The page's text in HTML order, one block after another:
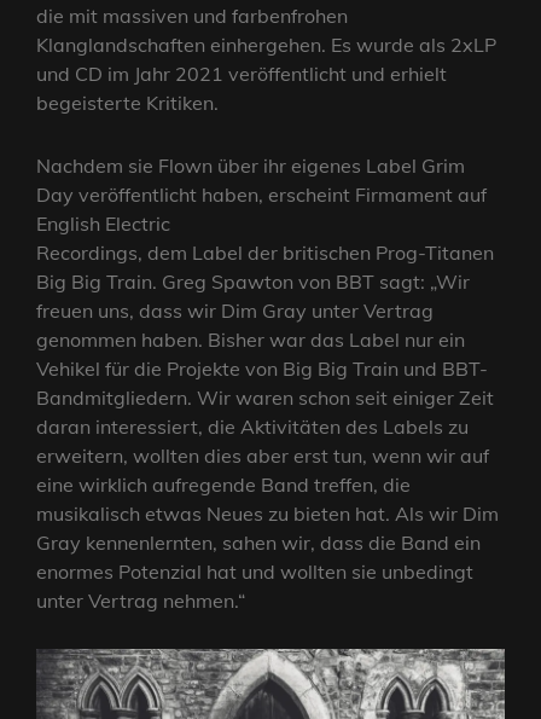
die mit massiven und farbenfrohen
Klanglandschaften einhergehen. Es wurde als 2xLP
und CD im Jahr 2021 veröffentlicht und erhielt
begeisterte Kritiken.
Nachdem sie Flown über ihr eigenes Label Grim
Day veröffentlicht haben, erscheint Firmament auf
English Electric
Recordings, dem Label der britischen Prog-Titanen
Big Big Train. Greg Spawton von BBT sagt: „Wir
freuen uns, dass wir Dim Gray unter Vertrag
genommen haben. Bisher war das Label nur ein
Vehikel für die Projekte von Big Big Train und BBT-
Bandmitgliedern. Wir waren schon seit einiger Zeit
daran interessiert, die Aktivitäten des Labels zu
erweitern, wollten dies aber erst tun, wenn wir auf
eine wirklich aufregende Band treffen, die
musikalisch etwas Neues zu bieten hat. Als wir Dim
Gray kennenlernten, sahen wir, dass die Band ein
enormes Potenzial hat und wollten sie unbedingt
unter Vertrag nehmen.“